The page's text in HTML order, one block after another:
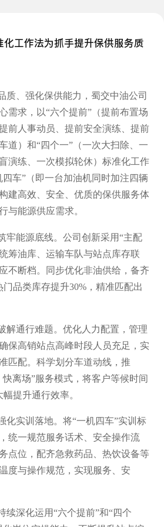
工作法为抓手提升保供服务质
质、强化保供能力，蜀交中油公司
需求，以“六个提前”（提前布置场
前人事动员、提前安全演练、提前
道）和“四个一”（一次大扫除、一
演练、一次模拟轮休）标准化工作
车”（即一台加油机同时加注四辆
建高效、安全、优质的保供服务体
与能源供应需求。
牢能源底线。公司创新采用“主配
筹油库、运输车队与站点库存联
不断档。同步优化非油供给，备齐
门品类库存提升30%，精准匹配出
解通行难题。优化人力配置，管理
保高销站点高峰时段人员充足，实
匹配。科学划分车道动线，推
离场”服务模式，将客户等候时间
提升通行效率。
化实训落地。将“一机四车”实训标
统一规范服务话术、安全操作流
点位，配齐急救药品、热饮设备等
度与操作规范，实现服务、安
续深化运用“六个提前”和“四个